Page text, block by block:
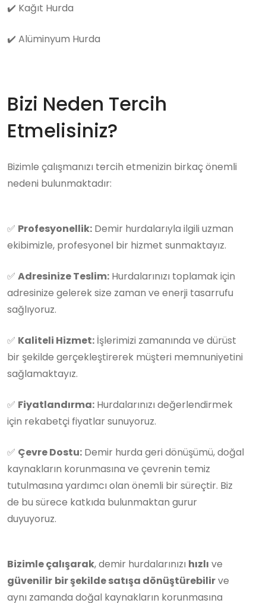
✔️ Kağıt Hurda
✔️ Alüminyum Hurda
Bizi Neden Tercih
Etmelisiniz?
Bizimle çalışmanızı tercih etmenizin birkaç önemli
nedeni bulunmaktadır:
✅ Profesyonellik: Demir hurdalarıyla ilgili uzman
ekibimizle, profesyonel bir hizmet sunmaktayız.
✅ Adresinize Teslim: Hurdalarınızı toplamak için
adresinize gelerek size zaman ve enerji tasarrufu
sağlıyoruz.
✅ Kaliteli Hizmet: İşlerimizi zamanında ve dürüst
bir şekilde gerçekleştirerek müşteri memnuniyetini
sağlamaktayız.
✅ Fiyatlandırma: Hurdalarınızı değerlendirmek
için rekabetçi fiyatlar sunuyoruz.
✅ Çevre Dostu: Demir hurda geri dönüşümü, doğal
kaynakların korunmasına ve çevrenin temiz
tutulmasına yardımcı olan önemli bir süreçtir. Biz
de bu sürece katkıda bulunmaktan gurur
duyuyoruz.
Bizimle çalışarak, demir hurdalarınızı hızlı ve
güvenilir bir şekilde satışa dönüştürebilirve
aynı zamanda doğal kaynakların korunmasına